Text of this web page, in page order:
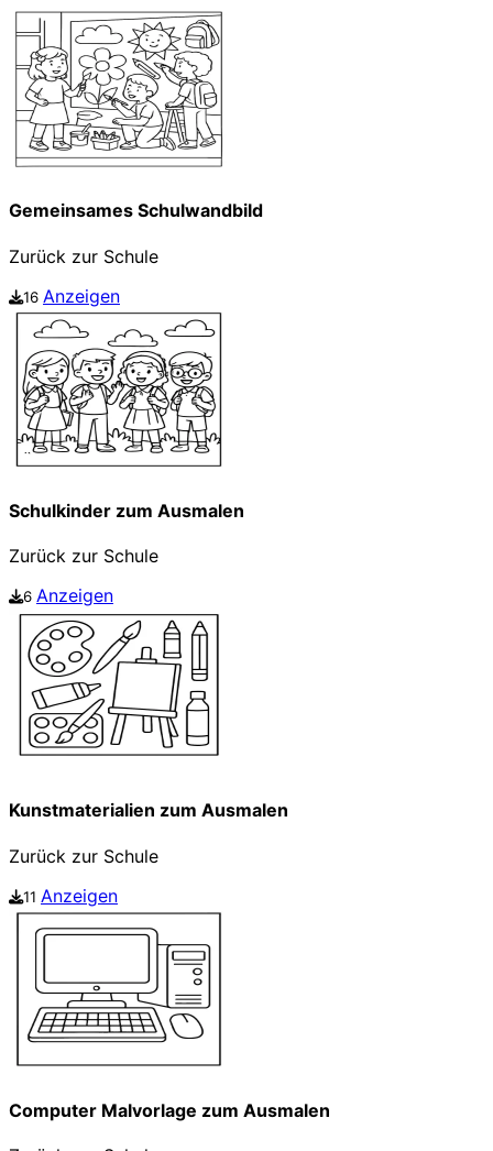
Gemeinsames Schulwandbild
Zurück zur Schule
16 Anzeigen
Schulkinder zum Ausmalen
Zurück zur Schule
6 Anzeigen
Kunstmaterialien zum Ausmalen
Zurück zur Schule
11 Anzeigen
Computer Malvorlage zum Ausmalen